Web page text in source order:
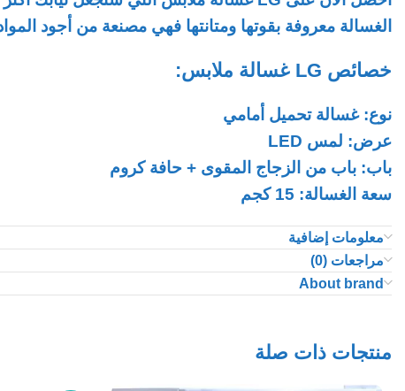
الغسالة معروفة بقوتها ومتانتها فهي مصنعة من أجود
خصائص LG غسالة ملابس:
نوع: غسالة تحميل أمامي
عرض: لمس LED
باب: باب من الزجاج المقوى + حافة كروم
سعة الغسالة: 15 كجم
محرك: ™AIDD‎ (دفع مباشر بالذكاء الاصطناعي) 6 حركات
عاكس
وظيفة إضافة ملابس
بخار
ثنائي هرتز (50/60 هرتز)
التشخيص الذكي
معلومات إضافية
مراجعات (0)
About brand
منتجات ذات صلة